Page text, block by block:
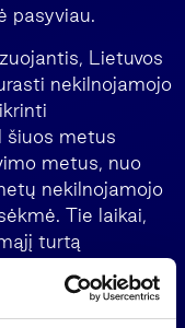
pasyviau.
Lietuvos
nekilnojamojo
šiuos metus
metus, nuo
nekilnojamojo
Tie laikai,
turtą
bendrovės